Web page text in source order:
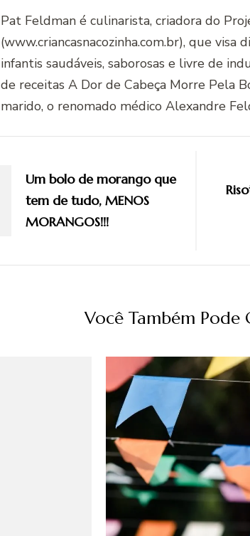
Pat Feldman é culinarista, criadora do
(www.criancasnacozinha.com.br), que
infantis saudáveis, saborosas e livre de
de receitas A Dor de Cabeça Morre Pela
marido, o renomado médico Alexandre
Um bolo de morango que
tem de tudo, MENOS
MORANGOS!!!
Você Também Pode